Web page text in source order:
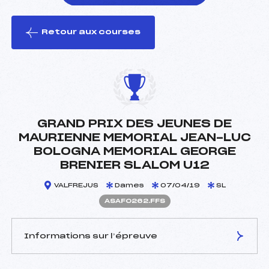
le ski
Retour aux courses
GRAND PRIX DES JEUNES DE
MAURIENNE MEMORIAL JEAN-LUC
BOLOGNA MEMORIAL GEORGE
BRENIER SLALOM U12
VALFREJUS Dames 07/04/19 SL
ASAF0262.FFS
Informations sur l’épreuve